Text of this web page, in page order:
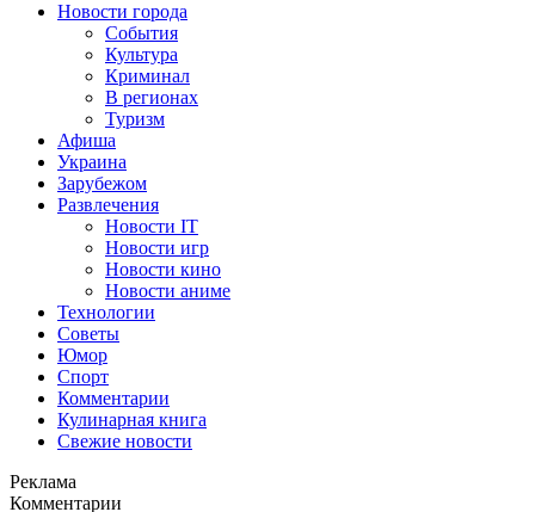
Новости города
События
Культура
Криминал
В регионах
Туризм
Афиша
Украина
Зарубежом
Развлечения
Новости IT
Новости игр
Новости кино
Новости аниме
Технологии
Советы
Юмор
Спорт
Комментарии
Кулинарная книга
Свежие новости
Реклама
Комментарии